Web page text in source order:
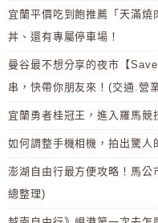
宜蘭平價吃到飽推薦「天滿
丼、還有專屬停車場！
曼谷最不想分享的夜市【
串，快帶你朋友來！(交通.營
宜蘭勇者桂冠王，進入羅馬競
如何調整手機相機，拍出驚人
澎湖自由行最方便攻略！馬公
總整理)